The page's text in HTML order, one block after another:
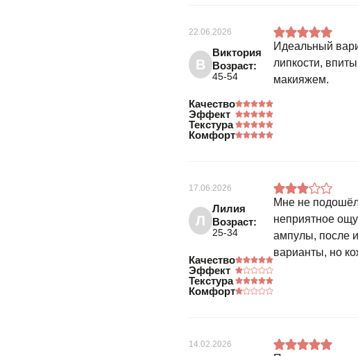
22.06.2026
В
Виктория
Возраст:
45-54
Качество
Эффект
Текстура
Комфорт
Идеальный
липкости,
макияжем.
17.06.2026
Л
Лилия
Возраст:
25-34
Качество
Эффект
Текстура
Комфорт
Мне не подошёл
неприятное
ампулы, после
варианты, но
14.02.2026